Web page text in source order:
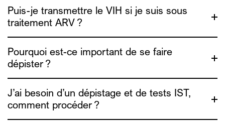
rendez-vous ici
http://www.genrespluriels.be/-Traitements-
Hormonaux-TH-
http://www.genrespluriels.be/Guide-de-sante-
Puis-je transmettre le VIH si je suis sous
traitement ARV ?
https://www.exaequo.be/fr/ta-
sante/undetectable
Pourquoi est-ce important de se faire
dépister ?
J’ai besoin d’un dépistage et de tests IST,
comment procéder ?